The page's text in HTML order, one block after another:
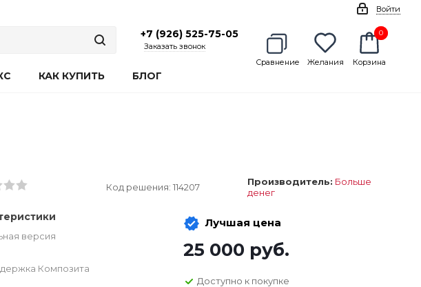
Войти
Сравнение Желания Корзина
0
0
+7 (926) 525-75-05
Заказать звонок
КАК КУПИТЬ БЛОГ
Код решения: 114207 Производитель: Больше
денег
версия
Композита
Лучшая цена
25 000 руб.
Доступно к покупке